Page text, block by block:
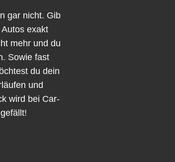
gar nicht. Gib
exakt
mehr und du
Sowie fast
du dein
und
wird bei Car-